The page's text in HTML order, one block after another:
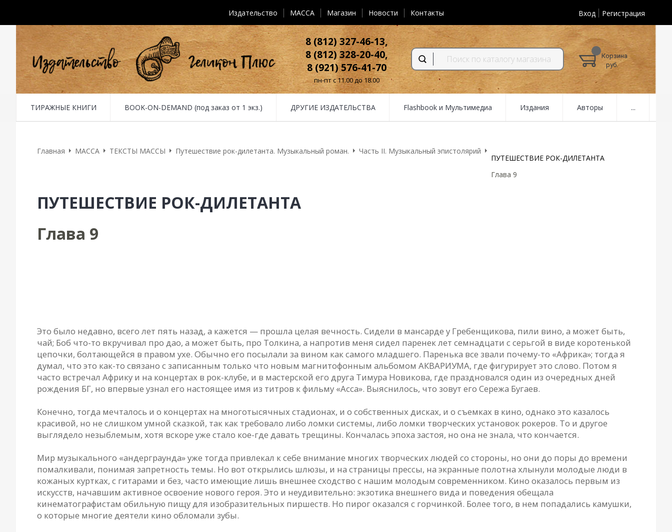
Издательство MACCA Магазин Новости Контакты Вход Регистрация
8 (812) 327-46-13,
8 (812) 328-20-40,
8 (921) 576-41-70
пн-пт с 11.00 до 18.00
Корзина
руб.
ТИРАЖНЫЕ КНИГИ BOOK-ON-DEMAND (под заказ от 1 экз.) ДРУГИЕ ИЗДАТЕЛЬСТВА Flashbook и Мультимедиа Издания Авторы ...
Главная MACCA ТЕКСТЫ МАССЫ Путешествие рок-дилетанта. Музыкальный роман. Часть II. Музыкальный эпистолярий
ПУТЕШЕСТВИЕ РОК-ДИЛЕТАНТА
Глава 9
ПУТЕШЕСТВИЕ РОК-ДИЛЕТАНТА
Глава 9
Это было недавно, всего лет пять назад, а кажется — прошла целая вечность. Сидели в мансарде у Гребенщикова, пили вино, а может быть,
чай; Боб что-то вкручивал про дао, а может быть, про Толкина, а напротив меня сидел паренек лет семнадцати с серьгой в виде коротенькой
цепочки, болтающейся в правом ухе. Обычно его посылали за вином как самого младшего. Паренька все звали почему-то «Африка»; тогда я
думал, что это как-то связано с записанным только что новым магнитофонным альбомом АКВАРИУМА, где фигурирует это слово. Потом я
часто встречал Африку и на концертах в рок-клубе, и в мастерской его друга Тимура Новикова, где праздновался один из очередных дней
рождения БГ, но впервые узнал его настоящее имя из титров к фильму «Асса». Выяснилось, что зовут его Сережа Бугаев.
Конечно, тогда мечталось и о концертах на многотысячных стадионах, и о собственных дисках, и о съемках в кино, однако это казалось
красивой, но не слишком умной сказкой, так как требовало либо ломки системы, либо ломки творческих установок рокеров. То и другое
выглядело незыблемым, хотя вскоре уже стало кое-где давать трещины. Кончалась эпоха застоя, но она не знала, что кончается.
Мир музыкального «андерграунда» уже тогда привлекал к себе внимание многих творческих людей со стороны, но они до поры до времени
помалкивали, понимая запретность темы. Но вот открылись шлюзы, и на страницы прессы, на экранные полотна хлынули молодые люди в
кожаных куртках, с гитарами и без, часто имеющие лишь внешнее сходство с нашим молодым современником. Кино оказалось первым из
искусств, начавшим активное освоение нового героя. Это и неудивительно: экзотика внешнего вида и поведения обещала
кинематографистам обильную пищу для изобразительных пиршеств. Но пирог оказался с горчинкой. Более того, в нем попадались камушки,
о которые многие деятели кино обломали зубы.